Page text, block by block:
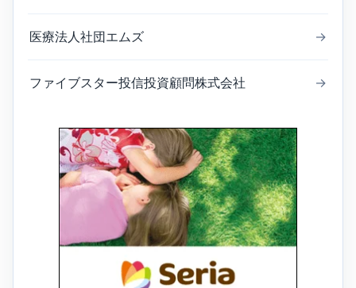
医療法人社団エムズ →
ファイブスター投信投資顧問株式会社 →